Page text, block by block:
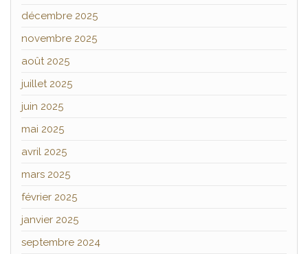
décembre 2025
novembre 2025
août 2025
juillet 2025
juin 2025
mai 2025
avril 2025
mars 2025
février 2025
janvier 2025
septembre 2024